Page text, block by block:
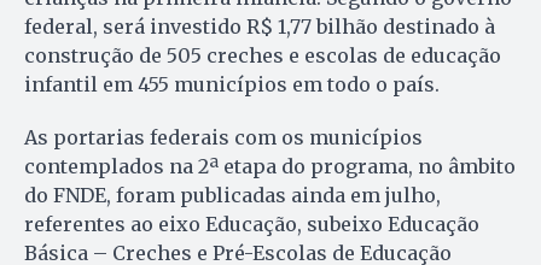
federal, será investido R$ 1,77 bilhão destinado à
construção de 505 creches e escolas de educação
infantil em 455 municípios em todo o país.
As portarias federais com os municípios
contemplados na 2ª etapa do programa, no âmbito
do FNDE, foram publicadas ainda em julho,
referentes ao eixo Educação, subeixo Educação
Básica – Creches e Pré-Escolas de Educação